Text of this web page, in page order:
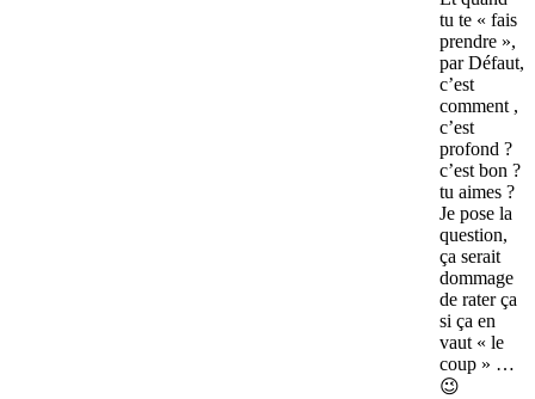
tu te « fais
prendre »,
par Défaut,
c’est
comment ,
c’est
profond ?
c’est bon ?
tu aimes ?
Je pose la
question,
ça serait
dommage
de rater ça
si ça en
vaut « le
coup » …
😉